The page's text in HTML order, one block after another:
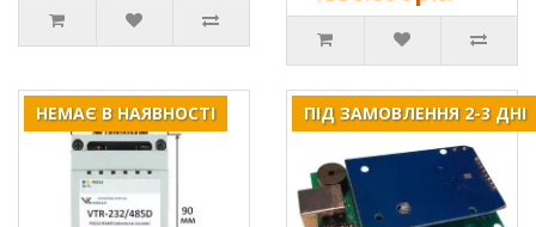
НЕМАЄ В НАЯВНОСТІ ПІД ЗАМОВЛЕННЯ 2-3 ДНІ